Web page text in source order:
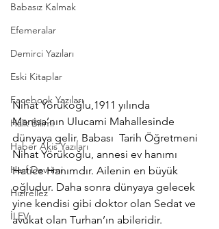
Babasız Kalmak
Efemeralar
Demirci Yazıları
Eski Kitaplar
Facebook Yazıları
Halk Bilimi
Haber Akis Yazıları
Harf Devrimi
Hızırellez
İLEV
Nihat Yörükoğlu,1911 yılında
Manisa’nın Ulucami Mahallesinde
dünyaya gelir. Babası  Tarih Öğretmeni
Nihat Yörükoğlu, annesi ev hanımı
Hatice Hanımdır. Ailenin en büyük
oğludur. Daha sonra dünyaya gelecek
yine kendisi gibi doktor olan Sedat ve
avukat olan Turhan’ın abileridir.